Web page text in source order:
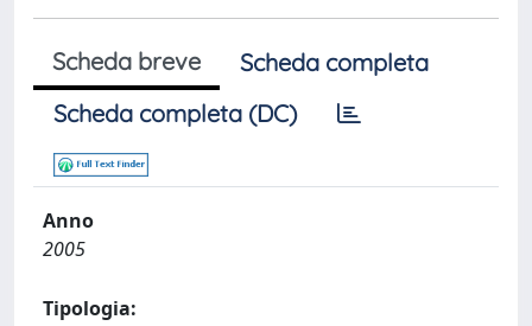
Scheda breve
Scheda completa
Scheda completa (DC)
Anno
2005
Tipologia: